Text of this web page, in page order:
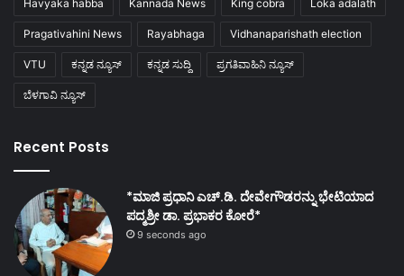
Havyaka habba Kannada News King cobra Loka adalath
Pragativahini News Rayabhaga Vidhanaparishath election
VTU ಕನ್ನಡ ನ್ಯೂಸ್ ಕನ್ನಡ ಸುದ್ದಿ ಪ್ರಗತಿವಾಹಿನಿ ನ್ಯೂಸ್
ಬೆಳಗಾವಿ ನ್ಯೂಸ್
Recent Posts
*ಮಾಜಿ ಪ್ರಧಾನಿ ಎಚ್.ಡಿ. ದೇವೇಗೌಡರನ್ನು ಭೇಟಿಯಾದ
ಪದ್ಮಶ್ರೀ ಡಾ. ಪ್ರಭಾಕರ ಕೋರೆ*
9 seconds ago